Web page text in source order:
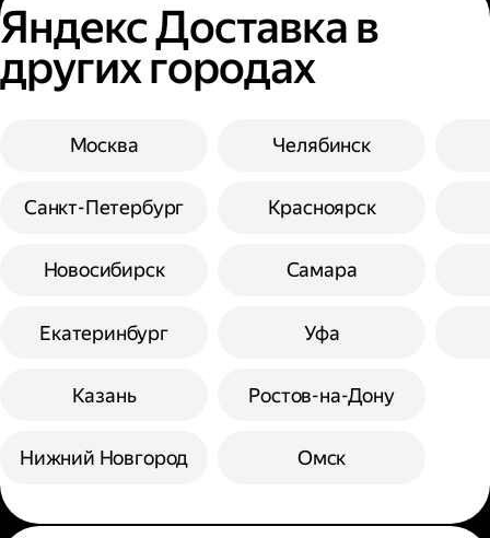
Яндекс Доставка в
других городах
Москва
Санкт-Петербург
Новосибирск
Екатеринбург
Казань
Нижний Новгород
Челябинск
Красноярск
Самара
Уфа
Ростов-на-Дону
Омск